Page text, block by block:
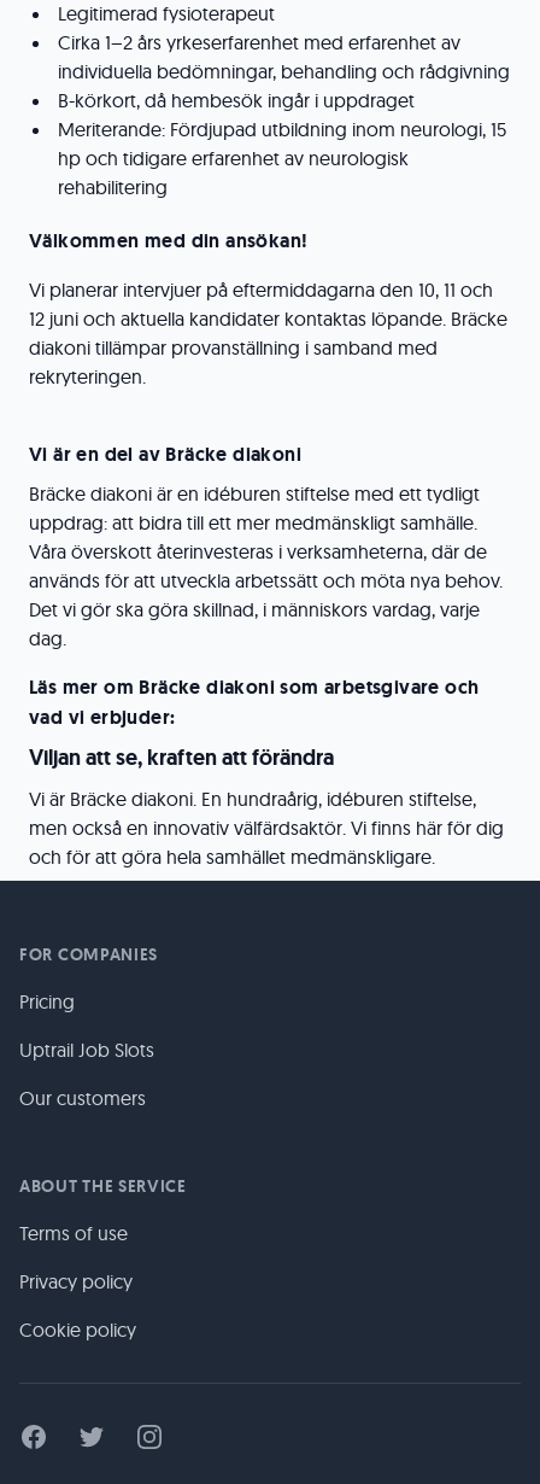
Legitimerad fysioterapeut
Cirka 1–2 års yrkeserfarenhet med erfarenhet av
individuella bedömningar, behandling och rådgivning
B-körkort, då hembesök ingår i uppdraget
Meriterande: Fördjupad utbildning inom neurologi, 15
hp och tidigare erfarenhet av neurologisk
rehabilitering
Välkommen med din ansökan!
Vi planerar intervjuer på eftermiddagarna den 10, 11 och
12 juni och aktuella kandidater kontaktas löpande. Bräcke
diakoni tillämpar provanställning i samband med
rekryteringen.
Vi är en del av Bräcke diakoni
Bräcke diakoni är en idéburen stiftelse med ett tydligt
uppdrag: att bidra till ett mer medmänskligt samhälle.
Våra överskott återinvesteras i verksamheterna, där de
används för att utveckla arbetssätt och möta nya behov.
Det vi gör ska göra skillnad, i människors vardag, varje
dag.
Läs mer om Bräcke diakoni som arbetsgivare och
vad vi erbjuder:
Viljan att se, kraften att förändra
Vi är Bräcke diakoni. En hundraårig, idéburen stiftelse,
men också en innovativ välfärdsaktör. Vi finns här för dig
och för att göra hela samhället medmänskligare.
FOR COMPANIES
Pricing
Uptrail Job Slots
Our customers
ABOUT THE SERVICE
Terms of use
Privacy policy
Cookie policy
FacebookTwitter Instagram